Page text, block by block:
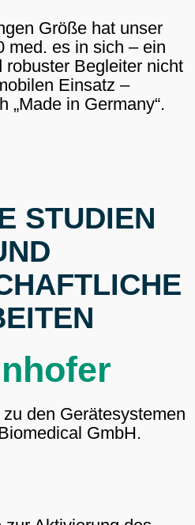
Größe hat unser
med. es in sich – ein
robuster Begleiter nicht
Einsatz –
„Made in Germany“.
STUDIEN
den Gerätesystemen
GmbH.